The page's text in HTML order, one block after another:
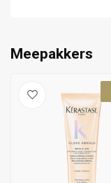
Meepakkers